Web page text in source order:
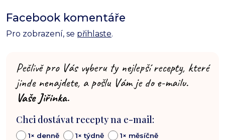
Facebook komentáře
Pro zobrazení, se přihlaste.
Pečlivě pro Vás vyberu ty nejlepší recepty, které
jinde nenajdete, a pošlu Vám je do e-mailu.
Vaše Jiřinka.
Chci dostávat recepty na e-mail:
1× denně 1× týdně 1× měsíčně